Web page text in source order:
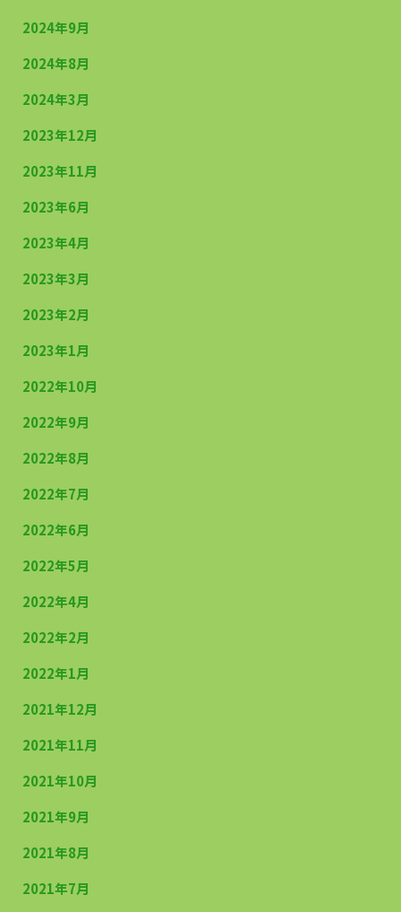
2024年9月
2024年8月
2024年3月
2023年12月
2023年11月
2023年6月
2023年4月
2023年3月
2023年2月
2023年1月
2022年10月
2022年9月
2022年8月
2022年7月
2022年6月
2022年5月
2022年4月
2022年2月
2022年1月
2021年12月
2021年11月
2021年10月
2021年9月
2021年8月
2021年7月